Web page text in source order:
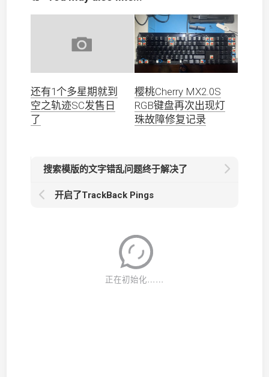
还有1个多星期就到
空之轨迹SC发售日
了
樱桃Cherry MX2.0S
RGB键盘再次出现灯
珠故障修复记录
搜索模版的文字错乱问题终于解决了
开启了TrackBack Pings